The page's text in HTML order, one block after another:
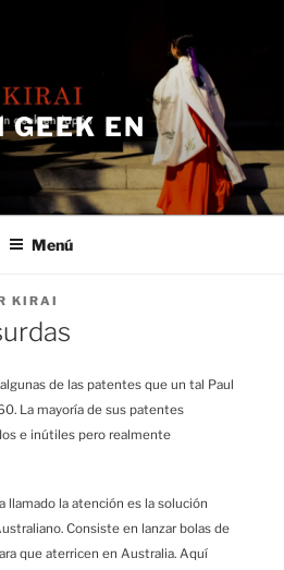
GEEK EN
Menú
KIRAI
de las patentes que un tal Paul
La mayoría de sus patentes
e inútiles pero realmente
llamado la atención es la solución
Consiste en lanzar bolas de
que aterricen en Australia. Aquí